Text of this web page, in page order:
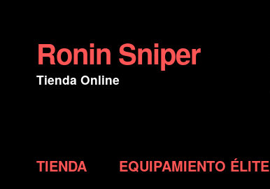
Ir
a
la
Ir
al
contenido
Ronin Sniper
Tienda Online
TIENDA EQUIPAMIENTO ÉLITE